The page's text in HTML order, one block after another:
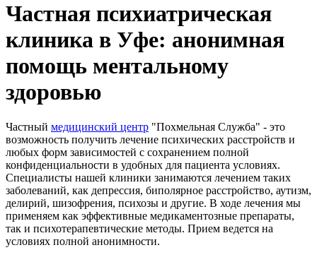
Частная психиатрическая
клиника в Уфе: анонимная
помощь ментальному
здоровью
Частный медицинский центр "Похмельная Служба" - это
возможность получить лечение психических расстройств и
любых форм зависимостей с сохранением полной
конфиденциальности в удобных для пациента условиях.
Специалисты нашей клиники занимаются лечением таких
заболеваний, как депрессия, биполярное расстройство, аутизм,
делирий, шизофрения, психозы и другие. В ходе лечения мы
применяем как эффективные медикаментозные препараты,
так и психотерапевтические методы. Прием ведется на
условиях полной анонимности.